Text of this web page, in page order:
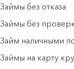
Займы без отказа
Займы без
Займ наличными
Займы на карту